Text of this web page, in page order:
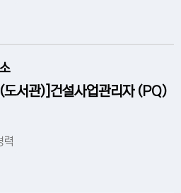
서관)]건설사업관리자 (PQ)
력